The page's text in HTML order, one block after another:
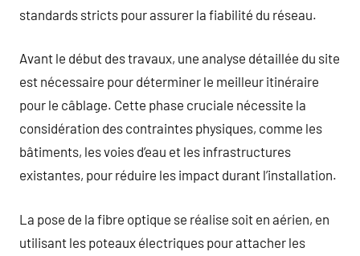
standards stricts pour assurer la fiabilité du réseau.
Avant le début des travaux, une analyse détaillée du site
est nécessaire pour déterminer le meilleur itinéraire
pour le câblage. Cette phase cruciale nécessite la
considération des contraintes physiques, comme les
bâtiments, les voies d’eau et les infrastructures
existantes, pour réduire les impact durant l’installation.
La pose de la fibre optique se réalise soit en aérien, en
utilisant les poteaux électriques pour attacher les